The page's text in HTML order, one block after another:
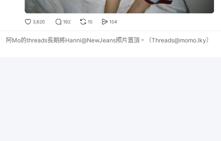
阿Mo的threads長期將Hanni@NewJeans照片置頂。（Threads@momo.lky）